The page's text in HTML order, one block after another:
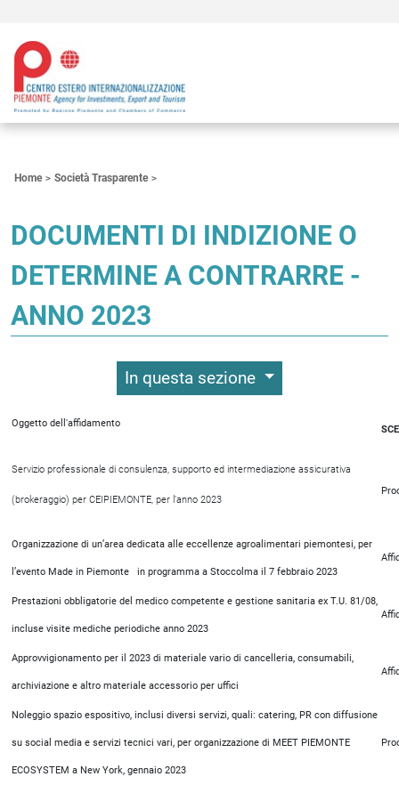
Home Società Trasparente
DOCUMENTI DI INDIZIONE O
DETERMINE A CONTRARRE -
ANNO 2023
In questa sezione
Oggetto dell'affidamento
Servizio professionale di consulenza, supporto ed intermediazione assicurativa
(brokeraggio) per CEIPIEMONTE, per l’anno 2023
Organizzazione di un’area dedicata alle eccellenze agroalimentari piemontesi, per
l’evento Made in Piemonte in programma a Stoccolma il 7 febbraio 2023
Prestazioni obbligatorie del medico competente e gestione sanitaria ex T.U. 81/08,
incluse visite mediche periodiche anno 2023
Approvvigionamento per il 2023 di materiale vario di cancelleria, consumabili,
archiviazione e altro materiale accessorio per uffici
Noleggio spazio espositivo, inclusi diversi servizi, quali: catering, PR con diffusione
su social media e servizi tecnici vari, per organizzazione di MEET PIEMONTE
ECOSYSTEM a New York, gennaio 2023